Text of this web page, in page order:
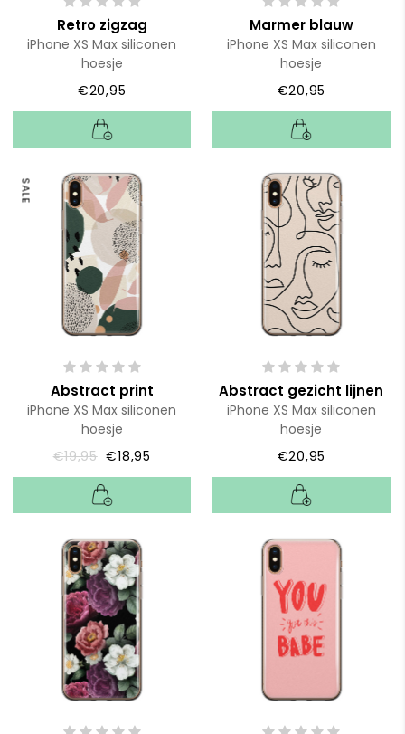
Retro zigzag
iPhone XS Max siliconen
hoesje
€20,95
Marmer blauw
iPhone XS Max siliconen
hoesje
€20,95
SALE
Abstract print
iPhone XS Max siliconen
hoesje
€19,95 €18,95
Abstract gezicht lijnen
iPhone XS Max siliconen
hoesje
€20,95